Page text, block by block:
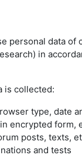
personal data
in
is collected:
type, date
encrypted form,
posts, texts,
and tests